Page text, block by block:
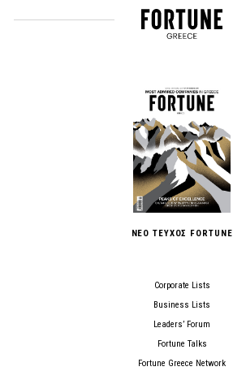
ΝΕΟ ΤΕΥΧΟΣ FORTUNE
Corporate Lists
Business Lists
Leaders’ Forum
Fortune Talks
Fortune Greece Network